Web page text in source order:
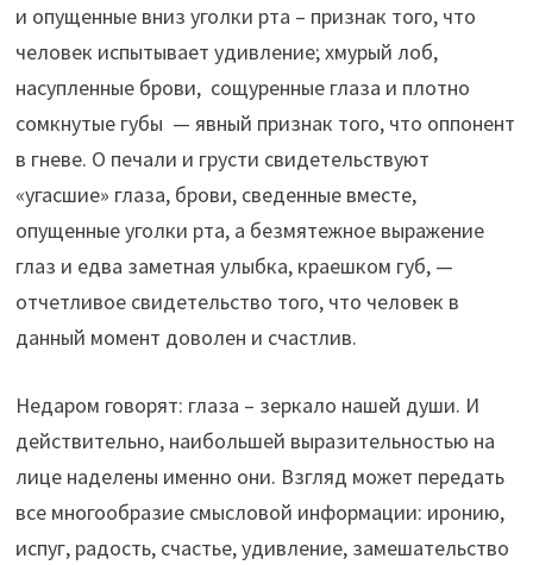
и опущенные вниз уголки рта – признак того, что
человек испытывает удивление; хмурый лоб,
насупленные брови, сощуренные глаза и плотно
сомкнутые губы — явный признак того, что оппонент
в гневе. О печали и грусти свидетельствуют
«угасшие» глаза, брови, сведенные вместе,
опущенные уголки рта, а безмятежное выражение
глаз и едва заметная улыбка, краешком губ, —
отчетливое свидетельство того, что человек в
данный момент доволен и счастлив.
Недаром говорят: глаза – зеркало нашей души. И
действительно, наибольшей выразительностью на
лице наделены именно они. Взгляд может передать
все многообразие смысловой информации: иронию,
испуг, радость, счастье, удивление, замешательство